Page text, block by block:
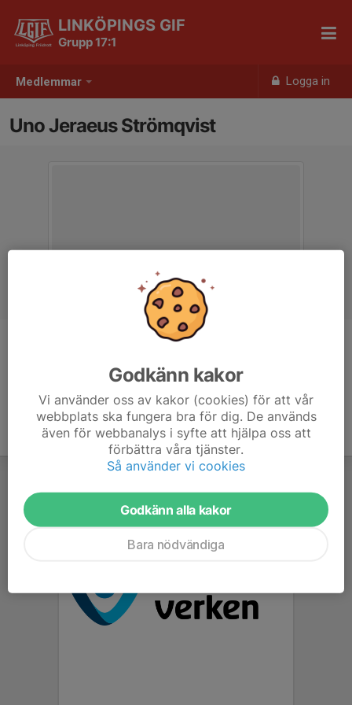
Medlemmar Logga in
LINKÖPINGS GIF
Grupp 17:1
Uno Jeraeus Strömqvist
Godkänn kakor
Vi använder oss av kakor (cookies) för att vår
webbplats ska fungera bra för dig. De används
även för webbanalys i syfte att hjälpa oss att
förbättra våra tjänster.
Så använder vi cookies
Godkänn alla kakor
Bara nödvändiga